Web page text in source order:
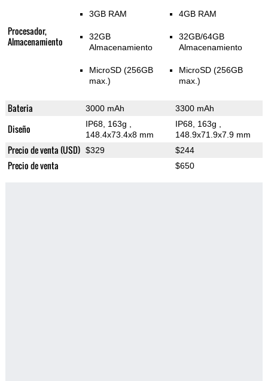
Procesador,
Almacenamiento
3GB RAM
32GB
Almacenamiento
MicroSD (256GB
max.)
4GB RAM
32GB/64GB
Almacenamiento
MicroSD (256GB
max.)
Bateria 3000 mAh 3300 mAh
Diseño IP68, 163g
148.4x73.4x8 mm
IP68, 163g
148.9x71.9x7.9 mm
Precio de venta (USD) $329 $244
Precio de venta $650